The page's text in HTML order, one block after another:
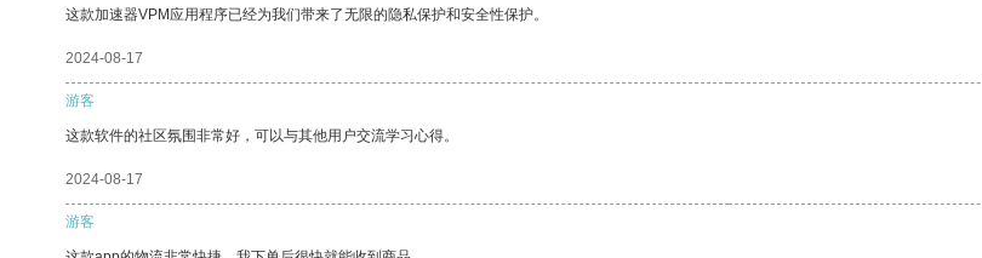
这款加速器VPM应用程序已经为我们带来了无限的隐私保护和安全性保护。
2024-08-17
游客
这款软件的社区氛围非常好，可以与其他用户交流学习心得。
2024-08-17
游客